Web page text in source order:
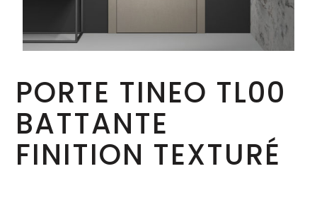
PORTE TINEO TL00
BATTANTE
FINITION TEXTURÉ